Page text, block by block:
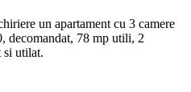
un apartament cu 3 camere
decomandat, 78 mp utili, 2
si utilat.